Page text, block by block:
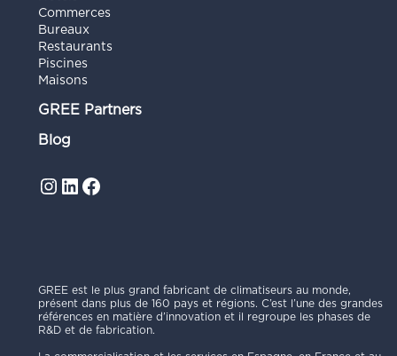
Commerces
Bureaux
Restaurants
Piscines
Maisons
GREE Partners
Blog
Instagram
LinkedIn
Facebook
GREE est le plus grand fabricant de climatiseurs au monde,
présent dans plus de 160 pays et régions. C’est l’une des grandes
références en matière d’innovation et il regroupe les phases de
R&D et de fabrication.